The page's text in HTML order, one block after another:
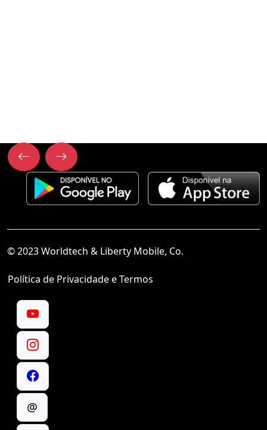
© 2023 Worldtech & Liberty Mobile, Co.
Política de Privacidade e Termos
@